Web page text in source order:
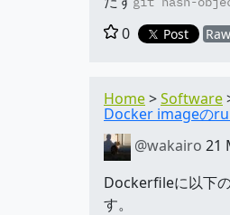
0
Post Raw
Home Software
Docker imageの
@wakairo 21
Dockerfileに以下
す。